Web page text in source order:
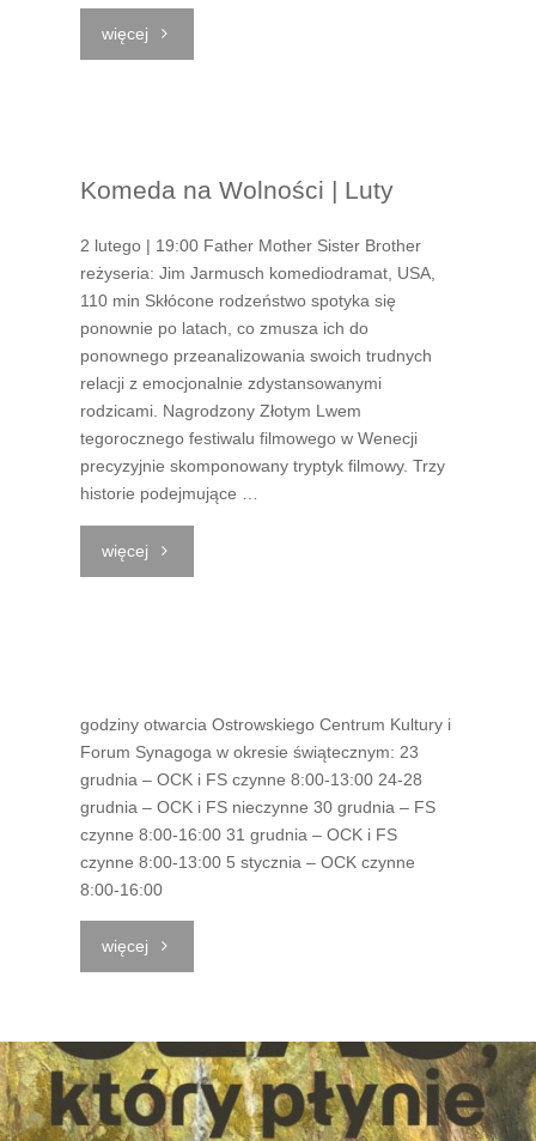
więcej"Komeda
|
Marzec
Komeda na Wolności | Luty
2 lutego | 19:00 Father Mother Sister Brother
reżyseria: Jim Jarmusch komediodramat, USA,
110 min Skłócone rodzeństwo spotyka się
ponownie po latach, co zmusza ich do
ponownego przeanalizowania swoich trudnych
relacji z emocjonalnie zdystansowanymi
rodzicami. Nagrodzony Złotym Lwem
tegorocznego festiwalu filmowego w Wenecji
precyzyjnie skomponowany tryptyk filmowy. Trzy
historie podejmujące …
więcej"Komeda
Luty"
godziny otwarcia Ostrowskiego Centrum Kultury i
Forum Synagoga w okresie świątecznym: 23
grudnia – OCK i FS czynne 8:00-13:00 24-28
grudnia – OCK i FS nieczynne 30 grudnia – FS
czynne 8:00-16:00 31 grudnia – OCK i FS
czynne 8:00-13:00 5 stycznia – OCK czynne
8:00-16:00
więcej""